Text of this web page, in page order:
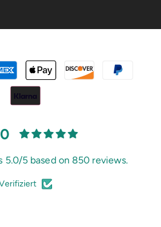
Méthodes
de
paiement
5.0/5 based on 850 reviews.